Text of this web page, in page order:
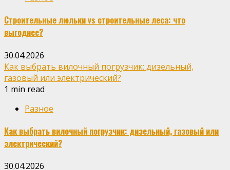
Строительные люльки vs строительные леса: что
выгоднее?
30.04.2026
Как выбрать вилочный погрузчик: дизельный,
газовый или электрический?
1 min read
Разное
Как выбрать вилочный погрузчик: дизельный, газовый или
электрический?
30.04.2026